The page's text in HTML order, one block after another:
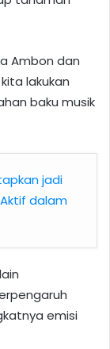
Ambon dan
lakukan
baku musik
jadi
Aktif dalam
emisi